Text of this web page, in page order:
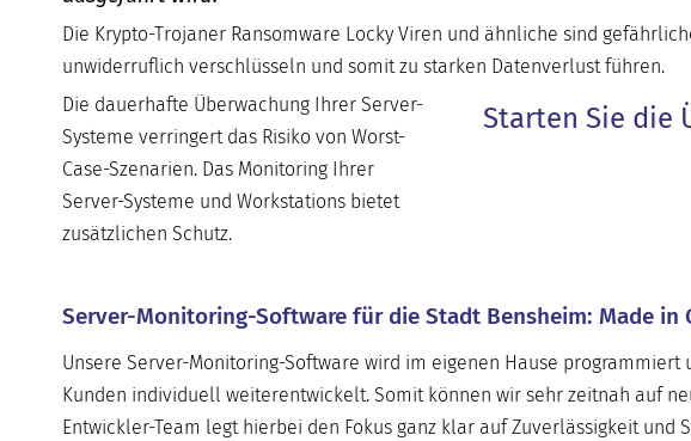
Die Krypto-Trojaner Ransomware Locky Viren und ähnliche sind
unwiderruflich verschlüsseln und somit zu starken Datenverlust führen.
Die dauerhafte Überwachung Ihrer Server-
Systeme verringert das Risiko von Worst-
Case-Szenarien. Das Monitoring Ihrer
Server-Systeme und Workstations bietet
zusätzlichen Schutz.
Starten Sie die
Server-Monitoring-Software für die Stadt Bensheim: Made in
Unsere Server-Monitoring-Software wird im eigenen Hause
Kunden individuell weiterentwickelt. Somit können wir sehr zeitnah auf
Entwickler-Team legt hierbei den Fokus ganz klar auf Zuverlässigkeit